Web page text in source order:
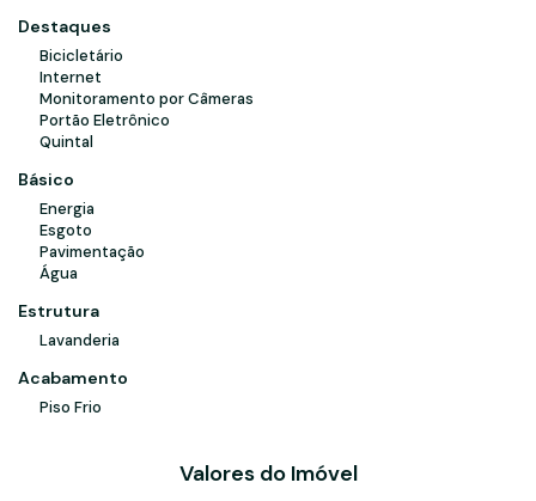
Destaques
Bicicletário
Internet
Monitoramento por Câmeras
Portão Eletrônico
Quintal
Básico
Energia
Esgoto
Pavimentação
Água
Estrutura
Lavanderia
Acabamento
Piso Frio
Valores do Imóvel